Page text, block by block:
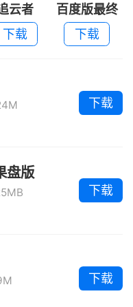
云者
下载
百度版最终
冒险
下载
下载
盘版
下载
下载